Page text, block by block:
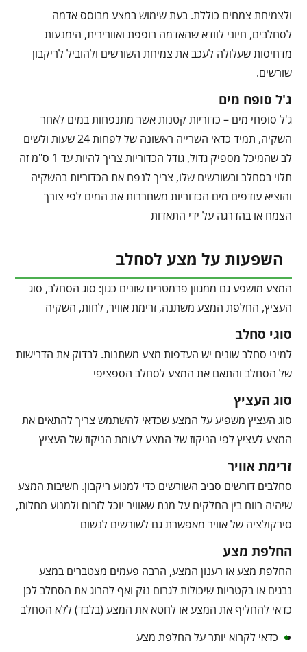
ולצמיחת צמחים כוללת. בעת שימוש במצע מבוסס אדמה
לסחלבים, חיוני לוודא שהאדמה רופפת ואוורירית, הימנעות
מדחיסות שעלולה לעכב את צמיחת השורשים ולהוביל לריקבון
שורשים.
ג'ל סופח מים
ג'ל סופחי מים – כדוריות קטנות אשר מתנפחות במים לאחר
השקיה, תמיד כדאי השרייה ראשונה של לפחות 24 שעות ולשים
לב שהמיכל מספיק גדול, גודל הכדוריות צריך להיות עד 1 ס"מ זה
תלוי בסחלב ובשורשים שלו, צריך לנפח את הכדוריות בהשקיה
והוציא עודפים מים הכדוריות משחררות את המים לפי צורך
הצמח או בהדרגה על ידי התאדות
השפעות על מצע לסחלב
המצע מושפע גם ממגוון פרמטרים שונים כגון: סוג הסחלב, סוג
העציץ, החלפת המצע משתנה, זרימת אוויר, לחות, השקיה
סוגי סחלב
למיני סחלב שונים יש העדפות מצע משתנות. לבדוק את הדרישות
של הסחלב והתאם את המצע לסחלב הספציפי
סוג העציץ
סוג העציץ משפיע על המצע שכדאי להשתמש צריך להתאים את
המצע לעציץ לפי הניקוז של המצע לעומת הניקוז של העציץ
זרימת אוויר
סחלבים דורשים סביב השורשים כדי למנוע ריקבון. חשיבות המצע
שיהיה רווח בין החלקים על מנת שאוויר יוכל לזרום ולמנוע מחלות,
סירקולציה של אוויר מאפשרת גם לשורשים לנשום
החלפת מצע
החלפת מצע או רענון המצע, הרבה פעמים מצטברים במצע
נבגים או בקטריות שיכולות לגרום נזק ואף להרוג את הסחלב לכן
כדאי להחליף את המצע או לחטא את המצע (בלבד) ללא הסחלב
כדאי לקרוא יותר על החלפת מצע